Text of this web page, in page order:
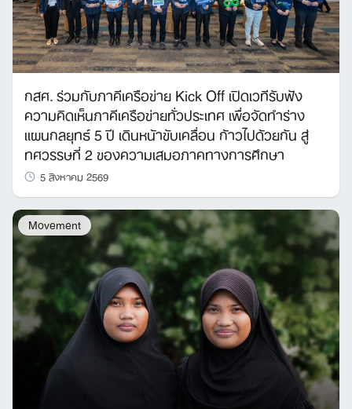
กสศ. ร่วมกับภาคีเครือข่าย Kick Off เปิดเวทีรับฟัง
ความคิดเห็นภาคีเครือข่ายทั่วประเทศ เพื่อจัดทำร่าง
แผนกลยุทธ์ 5 ปี เดินหน้าขับเคลื่อน ก้าวไปด้วยกัน สู่
ทศวรรษที่ 2 ของความเสมอภาคทางการศึกษา
5 สิงหาคม 2569
Movement